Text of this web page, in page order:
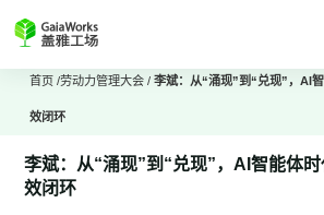
首页 /劳动力管理大会 /李斌：从“涌现”到“兑现”，AI
效闭环
李斌：从“涌现”到“兑现”，AI智能体
效闭环